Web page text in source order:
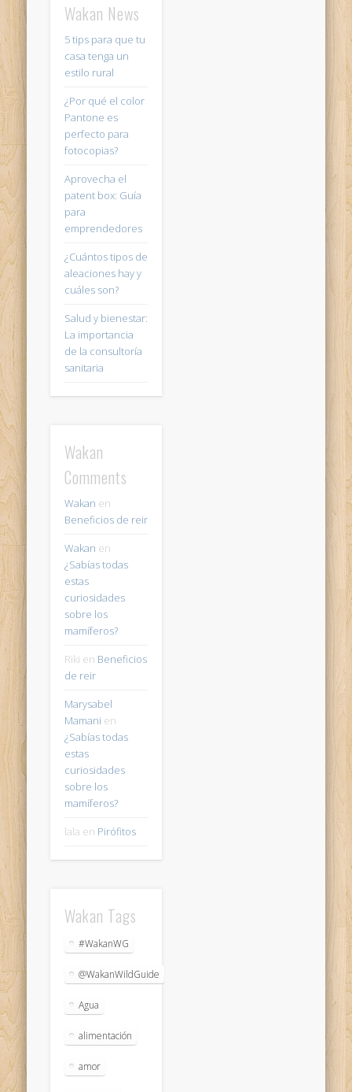
Wakan News
5 tips para que tu
casa tenga un
estilo rural
¿Por qué el color
Pantone es
perfecto para
fotocopias?
Aprovecha el
patent box: Guía
para
emprendedores
¿Cuántos tipos de
aleaciones hay y
cuáles son?
Salud y bienestar:
La importancia
de la consultoría
sanitaria
Wakan
Comments
Wakan en
Beneficios de reir
Wakan en
¿Sabías todas
estas
curiosidades
sobre los
mamíferos?
Riki en Beneficios
de reir
Marysabel
Mamani en
¿Sabías todas
estas
curiosidades
sobre los
mamíferos?
lala en Pirófitos
Wakan Tags
#WakanWG
@WakanWildGuide
Agua
alimentación
amor